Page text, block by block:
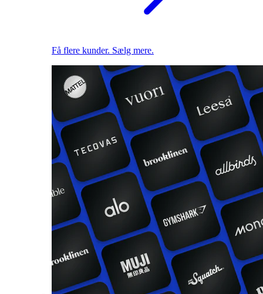
Få flere kunder. Sælg mere.